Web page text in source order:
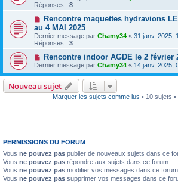
Réponses : 8
Rencontre maquettes hydravions
au 4 MAI 2025
Dernier message par Chamy34 « 31 janv. 2025,
Réponses : 3
Rencontre indoor AGDE le 2 février
Dernier message par Chamy34 « 14 janv. 2025,
Nouveau sujet
Marquer les sujets comme lus • 10 sujets •
PERMISSIONS DU FORUM
Vous ne pouvez pas publier de nouveaux sujets dans ce
Vous ne pouvez pas répondre aux sujets dans ce forum
Vous ne pouvez pas modifier vos messages dans ce forum
Vous ne pouvez pas supprimer vos messages dans ce